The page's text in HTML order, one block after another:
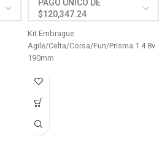
Kit Embrague
Agile/Celta/Corsa/Fun/Prisma 1.4 8v
190mm